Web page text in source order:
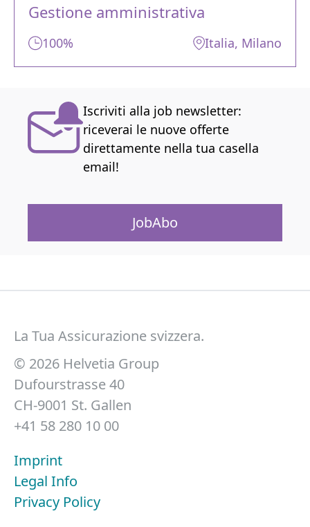
Gestione amministrativa
100% Italia, Milano
Iscriviti alla job newsletter:
riceverai le nuove offerte
direttamente nella tua casella
email!
JobAbo
La Tua Assicurazione svizzera.
© 2026 Helvetia Group
Dufourstrasse 40
CH-9001 St. Gallen
+41 58 280 10 00
Imprint
Legal Info
Privacy Policy